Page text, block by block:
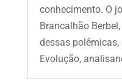
conhecimento. O
Brancalhão
dessas polêmicas,
Evolução,